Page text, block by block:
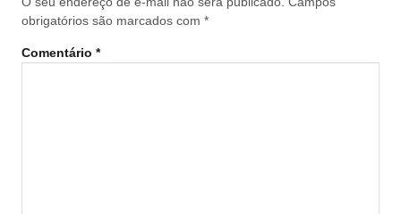
obrigatórios são marcados com *
Comentário *